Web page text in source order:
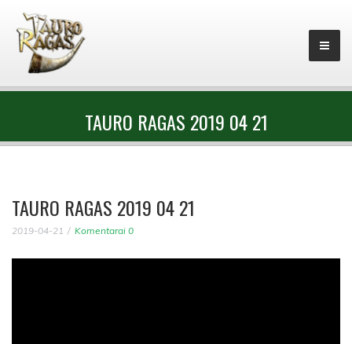
TAURO RAGAS 2019 04 21
TAURO RAGAS 2019 04 21
2019-04-21 Komentarai 0